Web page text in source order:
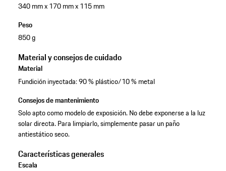
340 mm x 170 mm x 115 mm
Peso
850 g
Material y consejos de cuidado
Material
Fundición inyectada: 90 % plástico/10 % metal
Consejos de mantenimiento
Solo apto como modelo de exposición. No debe exponerse a la luz
solar directa. Para limpiarlo, simplemente pasar un paño
antiestático seco.
Características generales
Escala